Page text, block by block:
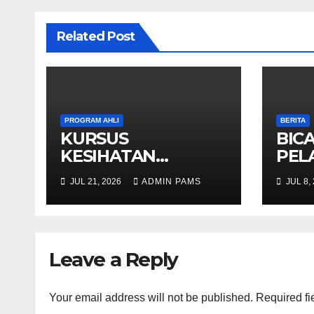
Related Post
PROGRAM AHLI
KURSUS
KESIHATAN
MENTAL
BERASASKAN
HYPNOTHERAPY
SARAWAK
JUL 21, 2026 ADMIN PAMS
BERITA
JUL 8,
Leave a Reply
Your email address will not be published. Required